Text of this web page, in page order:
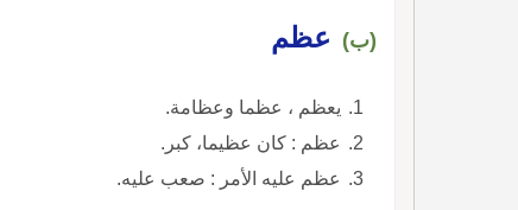
(ب) عظم
يعظم ، عظما وعظامة.
عظم : كان عظيما، كبر.
عظم عليه الأمر : صعب عليه.